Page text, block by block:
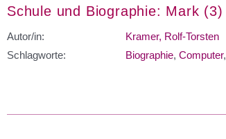
Schule und Biographie: Mark (3)
Autor/in:
Kramer, Rolf-Torsten
Schlagworte:
Biographie, Computer,